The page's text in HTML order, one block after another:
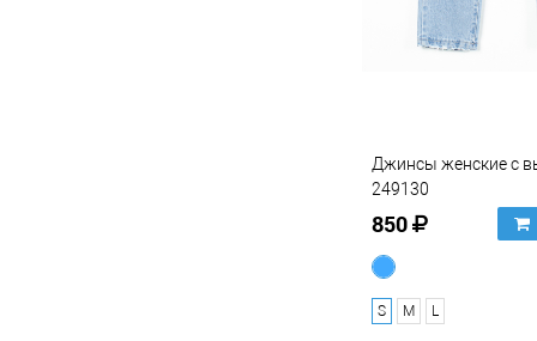
Джинсы женские с
249130
850
S M L